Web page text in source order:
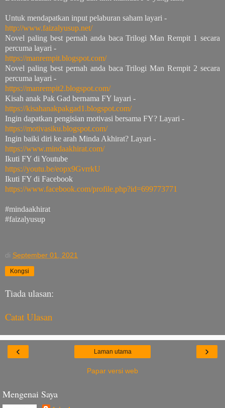
Untuk mendapatkan input pelaburan saham layari -
http://www.faizalyusup.net/
Novel paling best pernah anda baca Trilogi Man Rempit 1 secara
percuma layari -
https://manrempit.blogspot.com/
Novel paling best pernah anda baca Trilogi Man Rempit 2 secara
percuma layari -
https://manrempit2.blogspot.com/
Kisah anak Pak Gad bernama FY layari -
https://kisahanakpakgad1.blogspot.com/
Ingin dapatkan pengisian motivasi bersama FY? Layari -
https://motivasiku.blogspot.com/
Ingin baiki diri ke arah Minda Akhirat? Layari -
https://www.mindaakhirat.com/
Ikuti FY di Youtube
https://youtu.be/eopx9GvrrkU
Ikuti FY di Facebook
https://www.facebook.com/profile.php?id=699773771
#mindaakhirat
#faizalyusup
di September 01, 2021
Kongsi
Tiada ulasan:
Catat Ulasan
‹ ›
Laman utama
Papar versi web
Mengenai Saya